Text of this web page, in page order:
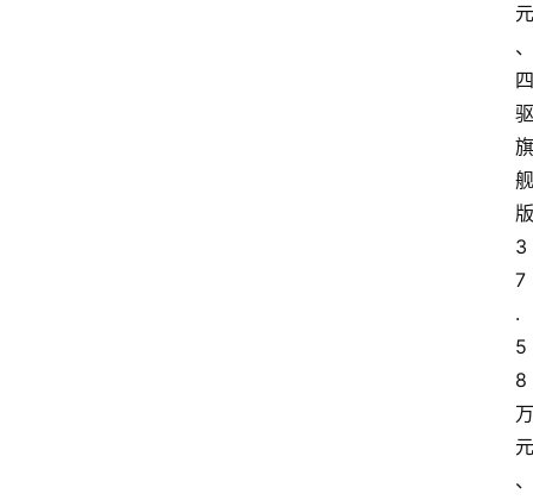
元
、
四
驱
旗
舰
版
3
7
.
5
8
万
元
、